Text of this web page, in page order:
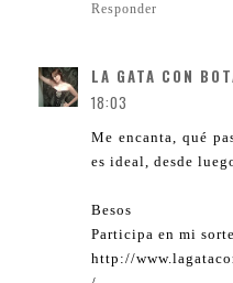
Responder
LA GATA CON
18:03
Me encanta, qué
es ideal, desde
Besos
Participa en mi
http://